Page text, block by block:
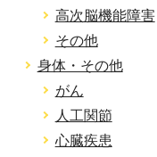
高次脳機能障害
その他
身体・その他
がん
人工関節
心臓疾患